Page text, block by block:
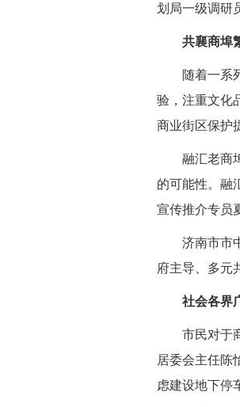
划局一级调研
共襄商埠
随着一系
验，注重文化
商业街区保护
融汇老商
的可能性。融
宣传推介专员
济南市市
府主导、多元
社会各界
市民对于
居委会主任陈
虑建设地下停